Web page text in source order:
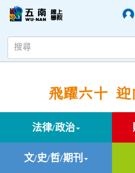
飛躍六十 迎
法律/政治
文/史/哲/期刊